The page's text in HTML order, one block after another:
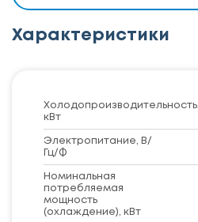
Характеристики
Холодопроизводительность,
кВт
Электропитание, В/
Гц/Ф
Номинальная
потребляемая
мощность
(охлаждение), кВт